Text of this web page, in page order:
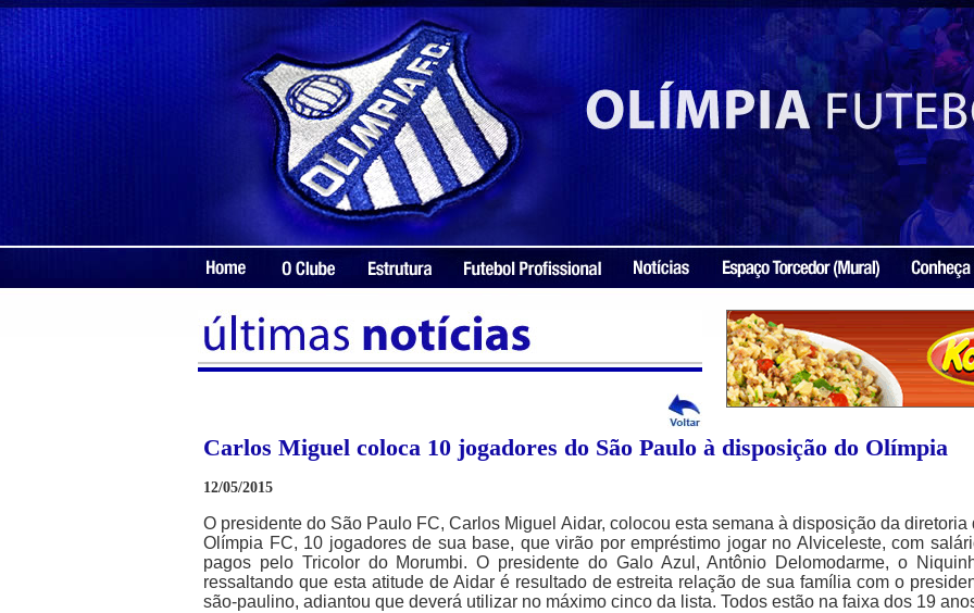
Carlos Miguel coloca 10 jogadores do São Paulo à disposição do Olímpia
12/05/2015
O presidente do São Paulo FC, Carlos Miguel Aidar, colocou esta semana à disposição da diretoria
Olímpia FC, 10 jogadores de sua base, que virão por empréstimo jogar no Alviceleste, com
pagos pelo Tricolor do Morumbi. O presidente do Galo Azul, Antônio Delomodarme, o
ressaltando que esta atitude de Aidar é resultado de estreita relação de sua família com o
são-paulino, adiantou que deverá utilizar no máximo cinco da lista. Todos estão na faixa dos 19